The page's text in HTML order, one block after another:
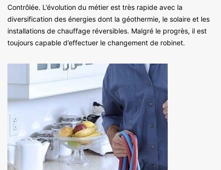
Contrôlée. L’évolution du métier est très rapide avec la
diversification des énergies dont la géothermie, le solaire et les
installations de chauffage réversibles. Malgré le progrès, il est
toujours capable d’effectuer le changement de robinet.